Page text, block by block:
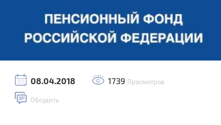
08.04.2018 1739 Просмотров
Обсудить